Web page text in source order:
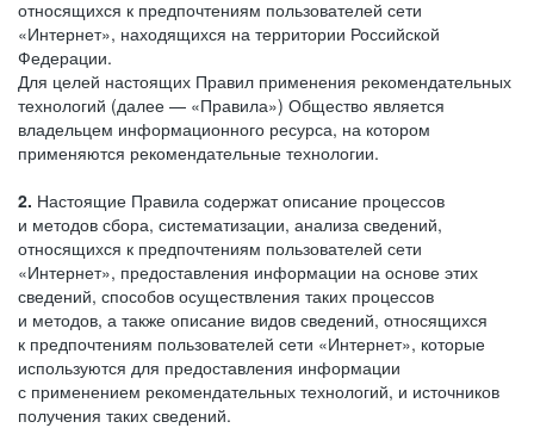
относящихся к предпочтениям пользователей сети
«Интернет», находящихся на территории Российской
Федерации.
Для целей настоящих Правил применения рекомендательных
технологий (далее — «Правила») Общество является
владельцем информационного ресурса, на котором
применяются рекомендательные технологии.
2. Настоящие Правила содержат описание процессов
и методов сбора, систематизации, анализа сведений,
относящихся к предпочтениям пользователей сети
«Интернет», предоставления информации на основе этих
сведений, способов осуществления таких процессов
и методов, а также описание видов сведений, относящихся
к предпочтениям пользователей сети «Интернет», которые
используются для предоставления информации
с применением рекомендательных технологий, и источников
получения таких сведений.